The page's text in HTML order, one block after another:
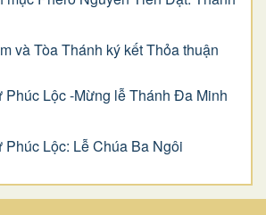
và Tòa Thánh ký kết Thỏa thuận
Phúc Lộc -Mừng lễ Thánh Đa Minh
Phúc Lộc: Lễ Chúa Ba Ngôi